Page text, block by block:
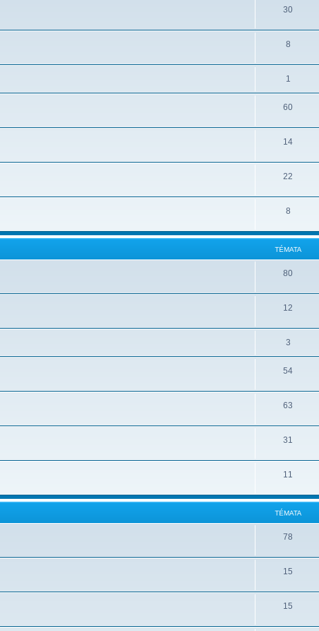
30
8
1
60
14
22
8
TÉMATA
80
12
3
54
63
31
11
TÉMATA
78
15
15